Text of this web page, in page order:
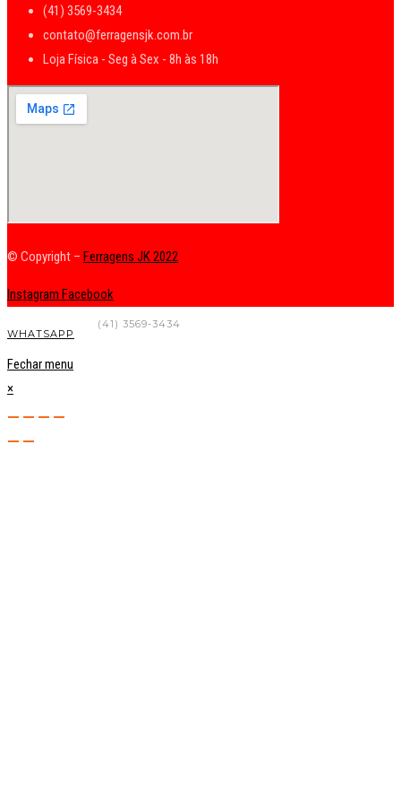
(41) 3569-3434
contato@ferragensjk.com.br
Loja Física - Seg à Sex - 8h às 18h
© Copyright – Ferragens JK 2022
Instagram Facebook
(41) 3569-3434
WHATSAPP
Fechar menu
×